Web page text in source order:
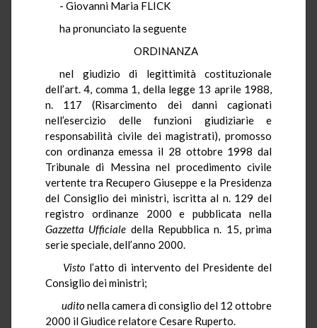
- Giovanni Maria FLICK
ha pronunciato la seguente
ORDINANZA
nel giudizio di legittimità costituzionale
dell’art. 4, comma 1, della legge 13 aprile 1988,
n. 117 (Risarcimento dei danni cagionati
nell’esercizio delle funzioni giudiziarie e
responsabilità civile dei magistrati), promosso
con ordinanza emessa il 28 ottobre 1998 dal
Tribunale di Messina nel procedimento civile
vertente tra Recupero Giuseppe e la Presidenza
del Consiglio dei ministri, iscritta al n. 129 del
registro ordinanze 2000 e pubblicata nella
Gazzetta Ufficiale della Repubblica n. 15, prima
serie speciale, dell’anno 2000.
Visto l’atto di intervento del Presidente del
Consiglio dei ministri;
uditonella camera di consiglio del 12 ottobre
2000 il Giudice relatore Cesare Ruperto.